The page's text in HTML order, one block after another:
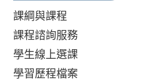
課綱與課程
課程諮詢服務
學生線上選課
學習歷程檔案